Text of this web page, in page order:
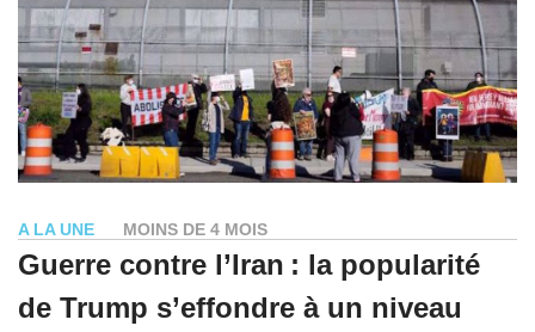
A LA UNE MOINS DE 4 MOIS
Guerre contre l’Iran : la popularité
de Trump s’effondre à un niveau